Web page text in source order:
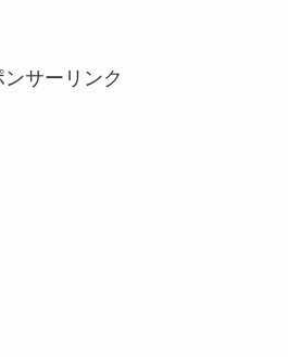
ンサーリンク